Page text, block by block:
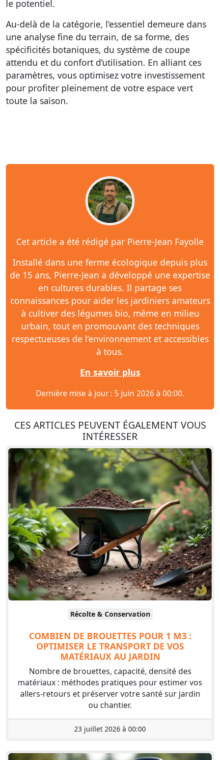
le potentiel.
Au-delà de la catégorie, l’essentiel demeure dans
une analyse fine du terrain, de sa forme, des
spécificités botaniques, du système de coupe
attendu et du confort d’utilisation. En alliant ces
paramètres, vous optimisez votre investissement
pour profiter pleinement de votre espace vert
toute la saison.
Cet article a été rédigé par Pierre-Jean Fayolle
Installé dans une ferme écologique depuis plus
de 15 ans, Pierre-Jean a développé une expertise
en cultures durables. Il partage ses
connaissances pour aider les jardiniers amateurs
à cultiver des légumes bio, même en milieu
urbain, tout en promouvant des techniques
respectueuses de l’environnement et accessibles
à tous.
En savoir plus
Dernière mise à jour : 5 juin 2026 à 00:00.
CES ARTICLES PEUVENT ÉGALEMENT VOUS
INTÉRESSER
Récolte & Conservation
COMBIEN DE BROUETTES POUR 1 M3 :
OPTIMISER LE TRANSPORT DE VOS
MATÉRIAUX AU JARDIN
Nombre de brouettes, capacité, densité des
matériaux : méthodes pratiques pour estimer vos
allers-retours et préserver votre santé sur jardin
ou chantier.
23 juillet 2026 à 00:00